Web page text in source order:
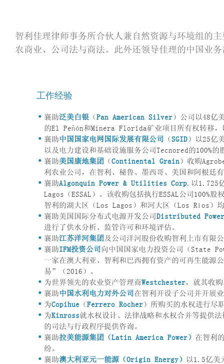
智利佳理律师事务所合伙人兼自然资源与环境组的
农商业、公司法与商法。此外还领导佳理的中国业务
工作经验
襄助泛美白银 （Pan American Silver）公司以48亿
的El Peñón和Minera Florida矿业项目所有权转移，
襄助中国国家电网国际发展有限公司 （SGID）以25亿
以及电力建设和基础设施服务公司Tecnored的100%
襄助美国康地集团 （Continental Grain ）收购
利农业公司，在智利、秘鲁、墨西哥、美国和阿根廷
襄助Algonquin Power & Utilities Corp .以1.725
Lagos（ESSAL）。该收购包括执行ESSAL公司100%
智利的湖大区（Los Lagos）和河大区（Los Ríos）
襄助美国国际分布式电源开发公司Distributed
进行了供水分析、监管许可和环境评估。
襄助江苏洋河集团 及公司洋河股份收购智利上市有限
襄助IFM投资公司 向中国国家电力投资公司（State
一家在澳大利亚、智利和巴西拥有资产的可再生能
易”（2016）。
为世界领先的农业资产管理商Westchester，就其收
襄助中国水利电力对外公司 在智利开设子公司并开展
为Copihue （Ferrero Rocher）所购买的水权进行尽
为Kinross就水权设计、法律战略和水权合并等提供
的司法与行政程序提供咨询。
襄助拉美能源集团（Latin America Power ） 在智利
纷。
襄助澳大利亚元一能源（Origin Energy ）
以1.5亿美